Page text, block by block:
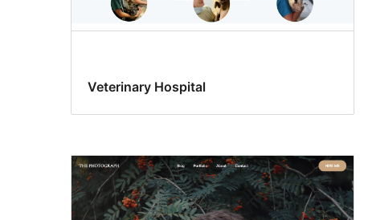
Veterinary Hospital